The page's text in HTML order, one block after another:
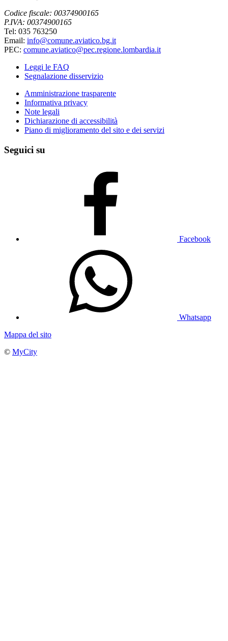
Codice fiscale: 00374900165
P.IVA: 00374900165
Tel: 035 763250
Email: info@comune.aviatico.bg.it
PEC: comune.aviatico@pec.regione.lombardia.it
Leggi le FAQ
Segnalazione disservizio
Amministrazione trasparente
Informativa privacy
Note legali
Dichiarazione di accessibilità
Piano di miglioramento del sito e dei servizi
Seguici su
Facebook
Whatsapp
Mappa del sito
© MyCity